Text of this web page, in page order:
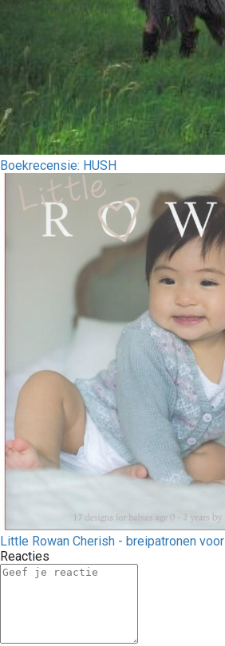
Boekrecensie: HUSH
Little Rowan Cherish - breipatronen
Reacties